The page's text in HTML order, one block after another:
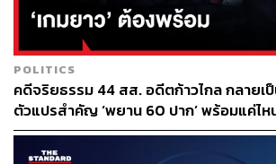
POLITICS
คดีจริยธรรม 44 สส. อดีตก้าวไกล กลายเป็
ตัวแปรสำคัญ ‘พยาน 60 ปาก’ พร้อมแค่ไห